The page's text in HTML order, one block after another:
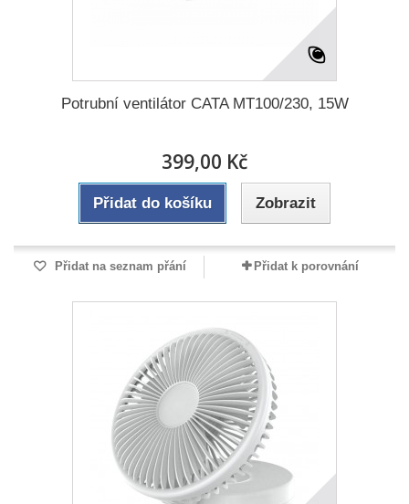
Potrubní ventilátor CATA MT100/230, 15W
399,00 Kč
Přidat do košíku Zobrazit
Přidat na seznam přání Přidat k porovnání